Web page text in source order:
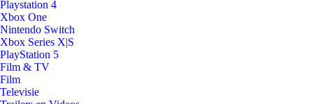
Playstation 4
Xbox One
Nintendo Switch
Xbox Series X|S
PlayStation 5
Film & TV
Film
Televisie